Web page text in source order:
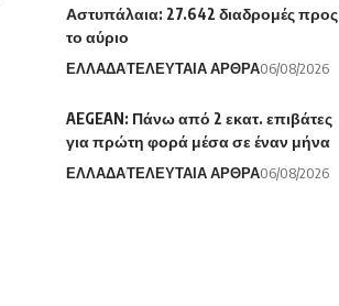
Αστυπάλαια: 27.642 διαδρομές προς
το αύριο
ΕΛΛΑΔΑΤΕΛΕΥΤΑΙΑ ΑΡΘΡΑ06/08/2026
AEGEAN: Πάνω από 2 εκατ. επιβάτες
για πρώτη φορά μέσα σε έναν μήνα
ΕΛΛΑΔΑΤΕΛΕΥΤΑΙΑ ΑΡΘΡΑ06/08/2026